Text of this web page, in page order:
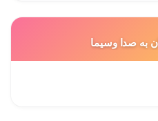
به صدا وسيما